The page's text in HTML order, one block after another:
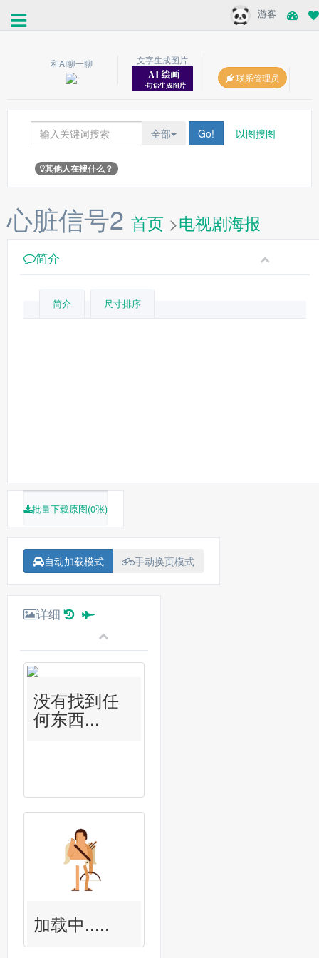
游客
和AI聊一聊
文字生成图片
联系管理员
全部 Go! 以图搜图
其他人在搜什么？
心脏信号2 首页 >电视剧海报
简介
简介 尺寸排序
批量下载原图(0张)
自动加载模式 手动换页模式
详细
没有找到任
何东西...
加载中.....